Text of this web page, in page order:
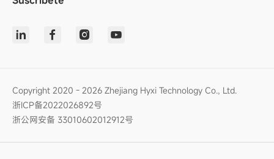
Copyright 2020 - 2026 Zhejiang Hyxi Technology Co., Ltd.
浙ICP备2022026892号
浙公网安备 33010602012912号